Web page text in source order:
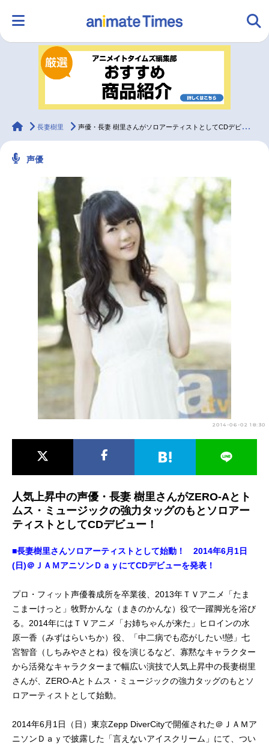
ランキング アニメ
ラジオ
2.5次元 配信・Vtuber トレンド 無料マンガ
最新記事一覧
アニメ記事一覧 声優記事一覧
アニメ映画一覧 実写化映画一覧
今期アニメ曜日別一覧
春アニメ 夏アニメ
冬アニメ
FOLLOW US
animateTimes
長妻樹里 声優・長妻 樹里さんがソロアーティストとしてCDデビュー！
声優
2014-06-02 18:30
人気上昇中の声優・長妻 樹里さんがZERO-Aとト
ムス・ミュージックの強力タッグのもとソロアー
ティストとしてCDデビュー！
■長妻樹里さんソロアーティストとして始動！ 2014年6月1日
(日)＠ＪＡＭアニソンＤａｙにてCDデビューを発表！
プロ・フィット声優養成所を卒業後、2013年ＴＶアニメ「たま
こまーけっと」牧野かんな（まきのかんな）役で一躍脚光を浴び
る。2014年にはＴＶアニメ「お姉ちゃんが来た」ヒロインの水
原一香（みずはらいちか）役、「中二病でも恋がしたい!戀」七
宮智音（しちみやさとね）役を演じるなど、寡黙なキャラクター
から活発なキャラクターまで幅広い演技で人気上昇中の長妻樹里
さんが、ZERO-Aとトムス・ミュージックの強力タッグのもとソ
ロアーティストとして始動。
2014年6月1日（日）東京Zepp DiverCityで開催された＠ＪＡＭア
ニソンＤａｙで披露した「言えないアイスクリーム」にて、つい